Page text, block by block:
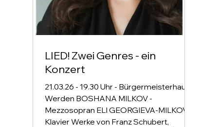
LIED! Zwei Genres - ein
Konzert
21.03.26 - 19.30 Uhr - Bürgermeisterhaus
Werden BOSHANA MILKOV -
Mezzosopran ELI GEORGIEVA-MILKOV -
Klavier Werke von Franz Schubert,